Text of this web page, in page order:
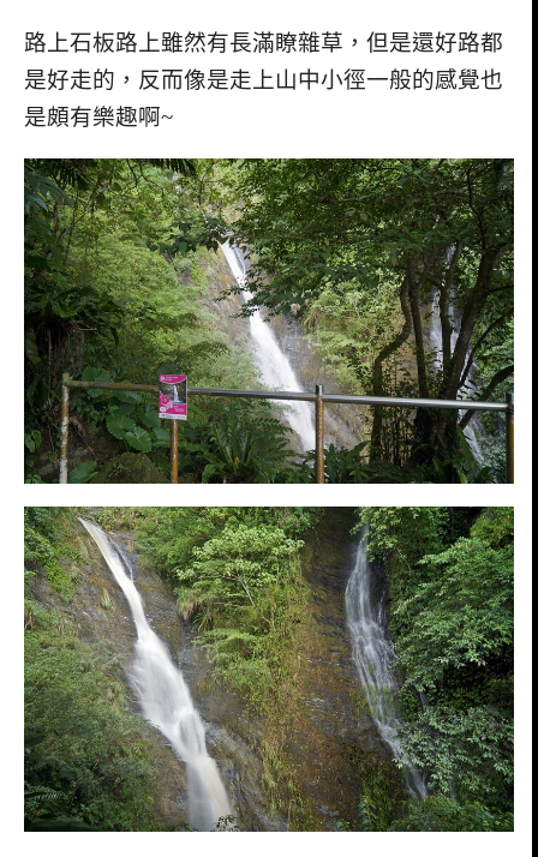
路上石板路上雖然有長滿瞭雜草，但是還好路都
是好走的，反而像是走上山中小徑一般的感覺也
是頗有樂趣啊~